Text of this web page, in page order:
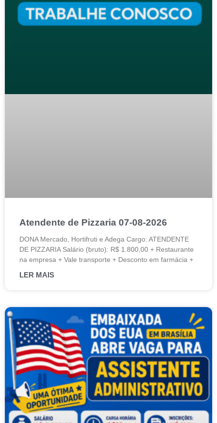
Atendente de Pizzaria 07-08-2026
DONA Mercado, Hortifruti e Adega Cargo: ATENDENTE
DE PIZZARIA Salário (bruto): R$ 1.800,00 + Restaurante
na empresa + Vale transporte + Desconto em farmácia +
LER MAIS